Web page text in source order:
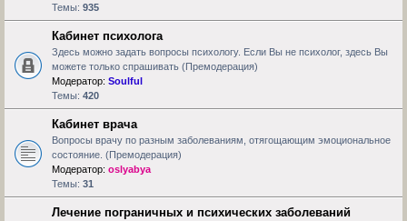
Темы: 935
Кабинет психолога
Здесь можно задать вопросы психологу. Если Вы не психолог, здесь Вы
можете только спрашивать (Премодерация)
Модератор: Soulful
Темы: 420
Кабинет врача
Вопросы врачу по разным заболеваниям, отягощающим эмоциональное
состояние. (Премодерация)
Модератор: oslyabya
Темы: 31
Лечение пограничных и психических заболеваний